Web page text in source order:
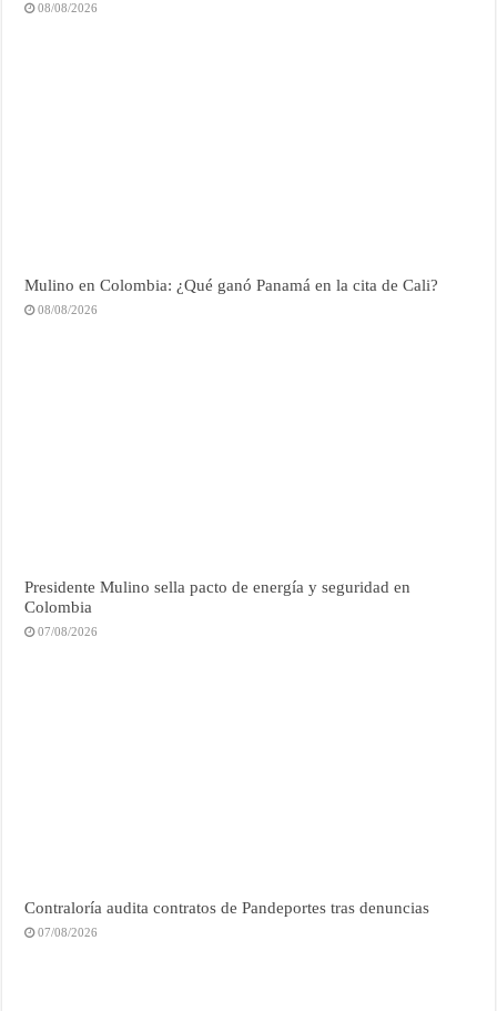
08/08/2026
Mulino en Colombia: ¿Qué ganó Panamá en la cita de Cali?
08/08/2026
Presidente Mulino sella pacto de energía y seguridad en
Colombia
07/08/2026
Contraloría audita contratos de Pandeportes tras denuncias
07/08/2026